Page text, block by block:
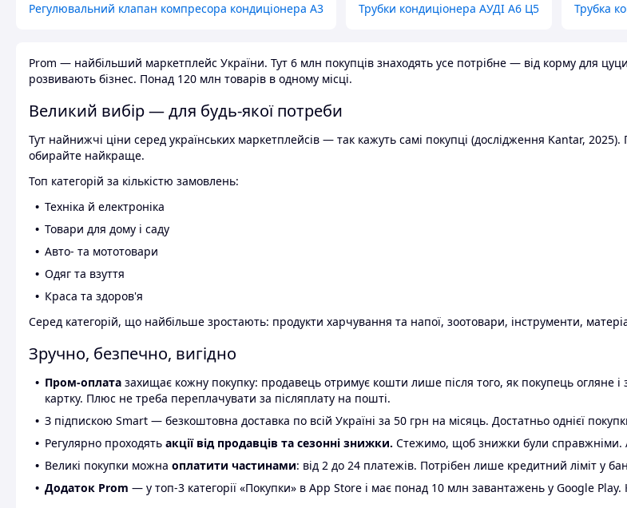
Регулювальний клапан компресора кондиціонера А3 Трубки кондиціонера АУДІ А6 Ц5 Трубка
Prom — найбільший маркетплейс України. Тут 6 млн покупців знаходять усе потрібне — від корму для
розвивають бізнес. Понад 120 млн товарів в одному місці.
Великий вибір — для будь-якої потреби
Тут найнижчі ціни серед українських маркетплейсів — так кажуть самі покупці (дослідження Kantar,
обирайте найкраще.
Топ категорій за кількістю замовлень:
Техніка й електроніка
Товари для дому і саду
Авто- та мототовари
Одяг та взуття
Краса та здоров'я
Серед категорій, що найбільше зростають: продукти харчування та напої, зоотовари, інструменти,
Зручно, безпечно, вигідно
Пром-оплата захищає кожну покупку: продавець отримує кошти лише після того, як покупець
картку. Плюс не треба переплачувати за післяплату на пошті.
З підпискою Smart — безкоштовна доставка по всій Україні за 50 грн на місяць. Достатньо однієї
Регулярно проходять акції від продавців та сезонні знижки. Стежимо, щоб знижки були справжніми.
Великі покупки можна оплатити частинами: від 2 до 24 платежів. Потрібен лише кредитний ліміт у
Додаток Prom — у топ-3 категорії «Покупки» в App Store і має понад 10 млн завантажень у Google Play.